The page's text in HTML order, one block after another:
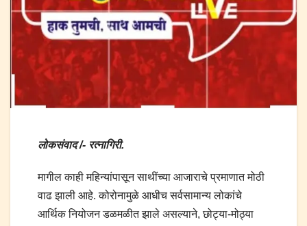
लोकसंवाद /- रत्नागिरी.
मागील काही महिन्यांपासून साथींच्या आजाराचे प्रमाणात मोठी
वाढ झाली आहे. कोरोनामुळे आधीच सर्वसामान्य लोकांचे
आर्थिक नियोजन डळमळीत झाले असल्याने, छोट्या-मोठ्या